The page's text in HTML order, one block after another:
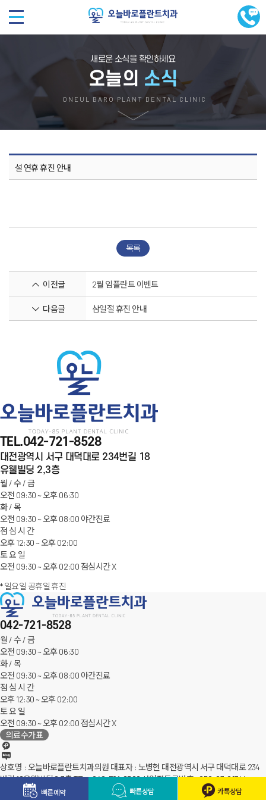
새로운 소식을 확인하세요
오늘의 소식
ONEUL BARO PLANT DENTAL CLINIC
설 연휴 휴진 안내
목록
이전글 2월 임플란트 이벤트
다음글 삼일절 휴진 안내
오늘바로플란트치과
TEL.042-721-8528
대전광역시 서구 대덕대로 234번길 18
유웰빌딩 2,3층
월 / 수 / 금
오전 09:30 ~ 오후 06:30
화 / 목
오전 09:30 ~ 오후 08:00 야간진료
점 심 시 간
오후 12:30 ~ 오후 02:00
토 요 일
오전 09:30 ~ 오후 02:00 점심시간X
* 일요일 공휴일 휴진
042-721-8528
월 / 수 / 금
오전 09:30 ~ 오후 06:30
화 / 목
오전 09:30 ~ 오후 08:00 야간진료
점 심 시 간
오후 12:30 ~ 오후 02:00
토 요 일
오전 09:30 ~ 오후 02:00 점심시간X
의료수가표
상호명 : 오늘바로플란트치과의원 대표자 : 노병현 대전광역시 서구 대덕대로 234
번길 18유웰빌딩 2,3층TEL : 042-721-8528사업자등록번호 : 252-23-01744
빠른예약 빠른상담 카톡상담